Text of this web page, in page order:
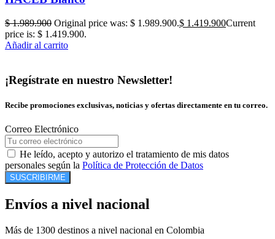
$1.989.900 Original price was: $ 1.989.900.$ 1.419.900Current
price is: $ 1.419.900.
Añadir al carrito
¡Regístrate en nuestro Newsletter!
Recibe promociones exclusivas, noticias y ofertas directamente en tu correo.
Correo Electrónico
He leído, acepto y autorizo el tratamiento de mis datos
personales según la Política de Protección de Datos
SUSCRIBIRME
Envíos a nivel nacional
Más de 1300 destinos a nivel nacional en Colombia